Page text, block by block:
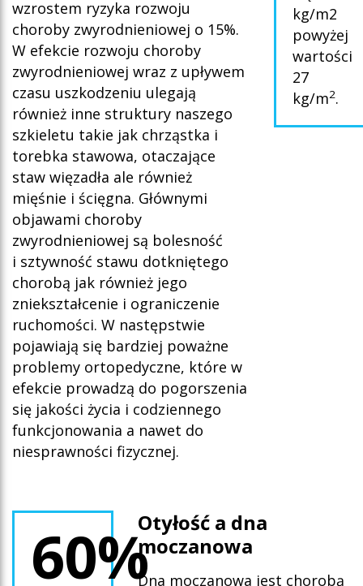
wzrostem ryzyka rozwoju
choroby zwyrodnieniowej o 15%.
W efekcie rozwoju choroby
zwyrodnieniowej wraz z upływem
czasu uszkodzeniu ulegają
również inne struktury naszego
szkieletu takie jak chrząstka i
torebka stawowa, otaczające
staw więzadła ale również
mięśnie i ścięgna. Głównymi
objawami choroby
zwyrodnieniowej są bolesność
i sztywność stawu dotkniętego
chorobą jak również jego
zniekształcenie i ograniczenie
ruchomości. W następstwie
pojawiają się bardziej poważne
problemy ortopedyczne, które w
efekcie prowadzą do pogorszenia
się jakości życia i codziennego
funkcjonowania a nawet do
niesprawności fizycznej.
kg/m2
powyżej
wartości
27
kg/m2.
60%Otyłość a dna
moczanowa
Dna moczanowa jest chorobą